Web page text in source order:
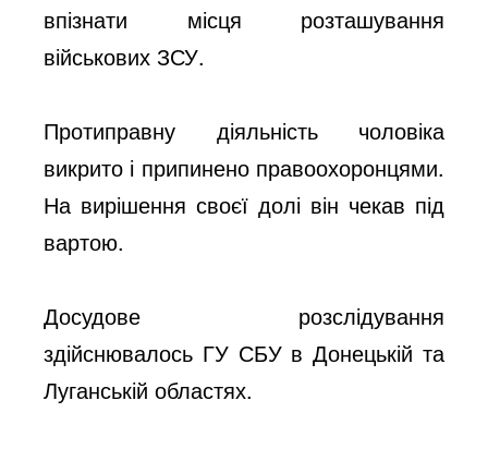
впізнати місця розташування
військових ЗСУ.
Протиправну діяльність чоловіка
викрито і припинено правоохоронцями.
На вирішення своєї долі він чекав під
вартою.
Досудове розслідування
здійснювалось ГУ СБУ в Донецькій та
Луганській областях.